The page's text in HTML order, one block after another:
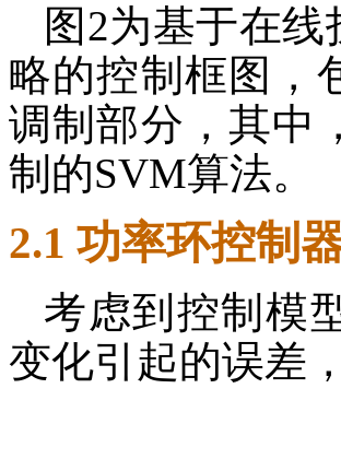
图2为基于在
略的控制框图，
调制部分，其中
制的SVM算法。
2.1 功率环控制
考虑到控制模
变化引起的误差